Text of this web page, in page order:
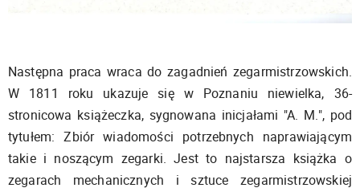
Następna praca wraca do zagadnień zegarmistrzowskich.
W 1811 roku ukazuje się w Poznaniu niewielka, 36-
stronicowa książeczka, sygnowana inicjałami "A. M.", pod
tytułem: Zbiór wiadomości potrzebnych naprawiającym
takie i noszącym zegarki. Jest to najstarsza książka o
zegarach mechanicznych i sztuce zegarmistrzowskiej